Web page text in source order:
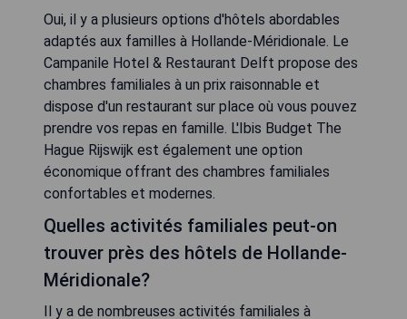
Oui, il y a plusieurs options d'hôtels abordables
adaptés aux familles à Hollande-Méridionale. Le
Campanile Hotel & Restaurant Delft propose des
chambres familiales à un prix raisonnable et
dispose d'un restaurant sur place où vous pouvez
prendre vos repas en famille. L'Ibis Budget The
Hague Rijswijk est également une option
économique offrant des chambres familiales
confortables et modernes.
Quelles activités familiales peut-on
trouver près des hôtels de Hollande-
Méridionale?
Il y a de nombreuses activités familiales à